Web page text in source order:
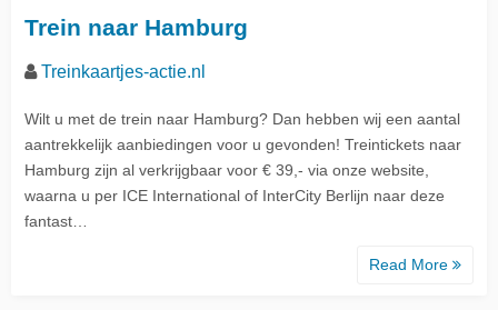
Trein naar Hamburg
Treinkaartjes-actie.nl
Wilt u met de trein naar Hamburg? Dan hebben wij een aantal
aantrekkelijk aanbiedingen voor u gevonden! Treintickets naar
Hamburg zijn al verkrijgbaar voor € 39,- via onze website,
waarna u per ICE International of InterCity Berlijn naar deze
fantast…
Read More